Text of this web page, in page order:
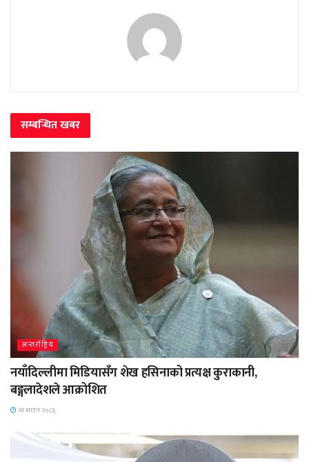
सम्बन्धितखबर
अन्तर्राष्ट्रिय
नयाँदिल्लीमा मिडियासँग शेख हसिनाको प्रत्यक्ष कुराकानी,
बङ्गलादेशले आक्रोशित
२१ साउन २०८३,